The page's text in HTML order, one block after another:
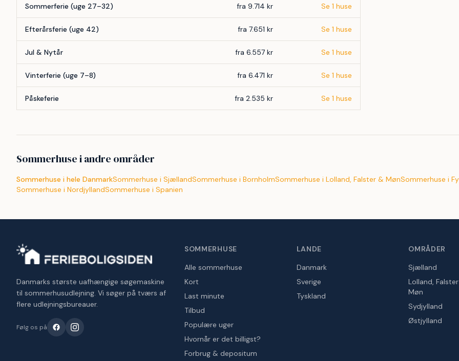
Sommerferie (uge 27–32) fra 9.714 kr Se 1 huse
Efterårsferie (uge 42) fra 7.651 kr Se 1 huse
Jul & Nytår fra 6.557 kr Se 1 huse
Vinterferie (uge 7–8) fra 6.471 kr Se 1 huse
Påskeferie fra 2.535 kr Se 1 huse
Sommerhuse i andre områder
Sommerhuse i hele DanmarkSommerhuse i SjællandSommerhuse i BornholmSommerhuse i Lolland, Falster & MønSommerhuse i
Sommerhuse i NordjyllandSommerhuse i Spanien
Danmarks største uafhængige søgemaskine
til sommerhusudlejning. Vi søger på tværs af
flere udlejningsbureauer.
Følg os på
SOMMERHUSE
Alle sommerhuse
Kort
Last minute
Tilbud
Populære uger
Hvornår er det billigst?
Forbrug & depositum
LANDE
Danmark
Sverige
Tyskland
OMRÅDER
Sjælland
Lolland,
Møn
Sydjylland
Østjylland